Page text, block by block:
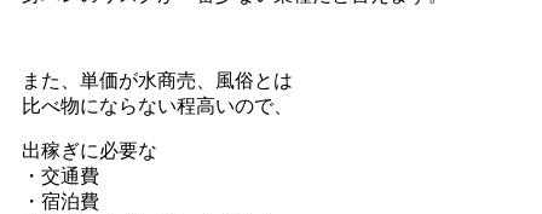
また、単価が水商売、風俗とは
比べ物にならない程高いので、
出稼ぎに必要な
・交通費
・宿泊費